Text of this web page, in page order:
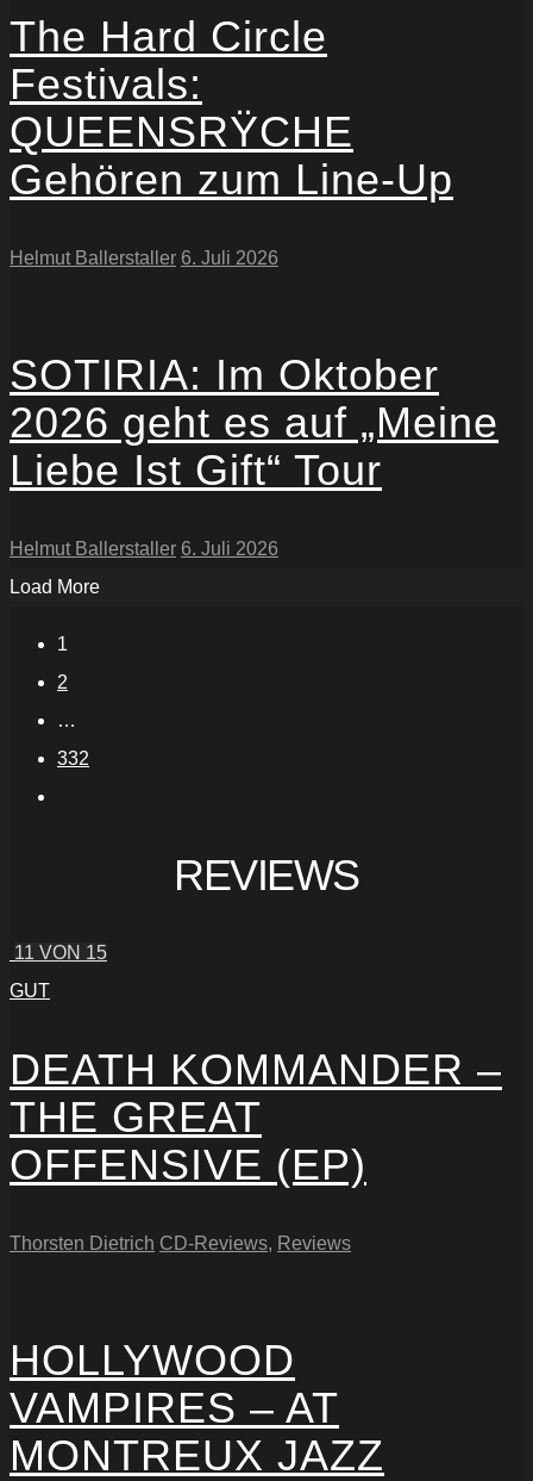
The Hard Circle
Festivals:
QUEENSRŸCHE
Gehören zum Line-Up
Helmut Ballerstaller 6. Juli 2026
SOTIRIA: Im Oktober
2026 geht es auf „Meine
Liebe Ist Gift“ Tour
Helmut Ballerstaller 6. Juli 2026
Load More
1
2
…
332
REVIEWS
11 VON 15
GUT
DEATH KOMMANDER –
THE GREAT
OFFENSIVE (EP)
Thorsten Dietrich CD-Reviews, Reviews
HOLLYWOOD
VAMPIRES – AT
MONTREUX JAZZ